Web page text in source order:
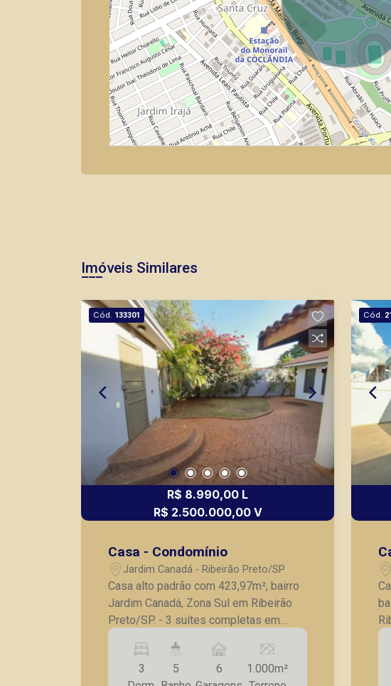
Imóveis Similares
Cód. 133301
R$ 8.990,00 L
R$ 2.500.000,00 V
Casa - Condomínio
Jardim Canadá - Ribeirão Preto/SP
Casa alto padrão com 423,97m², bairro
Jardim Canadá, Zona Sul em Ribeirão
Preto/SP. - 3 suítes completas em
armários; - Escritório; - Lavabo; - Sala
para 2 ambientes; - Cozinha planejada; -
Despensa; - Lavanderia; - Quarto e
3
5
6
1.000m²
Cód.